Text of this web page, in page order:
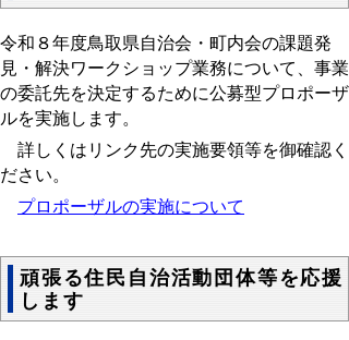
令和８年度鳥取県自治会・町内会の課題発
見・解決ワークショップ業務について、事業
の委託先を決定するために公募型プロポーザ
ルを実施します。
詳しくはリンク先の実施要領等を御確認く
ださい。
プロポーザルの実施について
頑張る住民自治活動団体等を応援
します